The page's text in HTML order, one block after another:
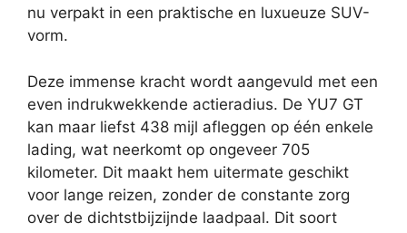
nu verpakt in een praktische en luxueuze SUV-
vorm.
Deze immense kracht wordt aangevuld met een
even indrukwekkende actieradius. De YU7 GT
kan maar liefst 438 mijl afleggen op één enkele
lading, wat neerkomt op ongeveer 705
kilometer. Dit maakt hem uitermate geschikt
voor lange reizen, zonder de constante zorg
over de dichtstbijzijnde laadpaal. Dit soort